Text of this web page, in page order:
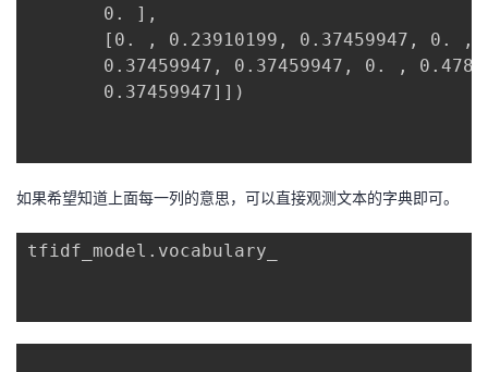
       0. ],
[0. , 0.23910199, 0.37459947, 0. ,
0.37459947, 0.37459947, 0. ,
       0.37459947]])
如果希望知道上面每一列的意思，可以直接观测文本的字典即可。